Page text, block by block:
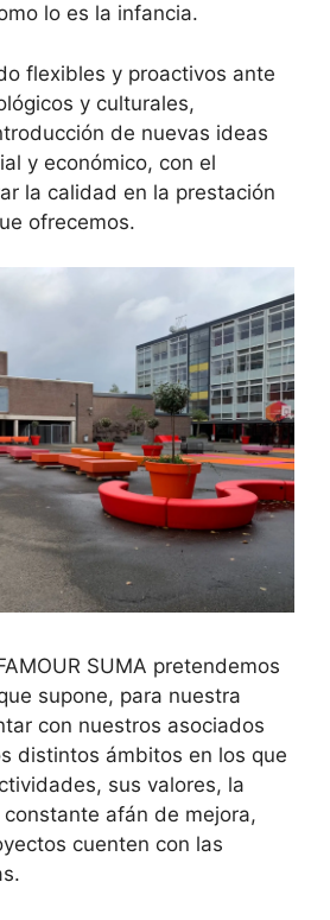
lo es la infancia.
flexibles y proactivos ante
y culturales,
de nuevas ideas
y económico, con el
la calidad en la prestación
ofrecemos.
SUMA pretendemos
supone, para nuestra
con nuestros asociados
distintos ámbitos en los que
sus valores, la
afán de mejora,
cuenten con las